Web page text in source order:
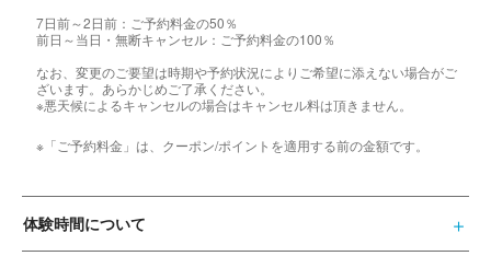
7日前～2日前：ご予約料金の50％
前日～当日・無断キャンセル：ご予約料金の100％
なお、変更のご要望は時期や予約状況によりご希望に添えない場合がご
ざいます。あらかじめご了承ください。
※悪天候によるキャンセルの場合はキャンセル料は頂きません。
※「ご予約料金」は、クーポン/ポイントを適用する前の金額です。
体験時間について